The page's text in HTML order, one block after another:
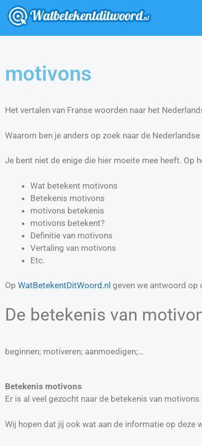
motivons
Het vertalen van Franse woorden naar het
Waarom ben je anders op zoek naar de
Je bent niet de enige die hier moeite mee heeft. Op
Wat betekent motivons
Betekenis motivons
motivons betekenis
motivons betekent?
Definitie van motivons
Vertaling van motivons
Etc.
Op WatBetekentDitWoord.nl geven we antwoord op
De betekenis van
beginnen; motiveren; aanmoedigen;…
Betekenis motivons
Er is al veel gezocht naar de betekenis van
Wij hopen dat jij ook wat aan de informatie op deze